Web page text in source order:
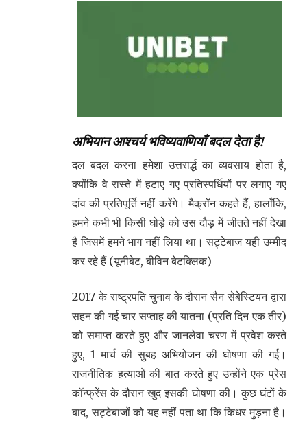
अभियान आश्चर्य भविष्यवाणियाँ बदल देता है!
दल-बदल करना हमेशा उत्तरार्द्ध का व्यवसाय होता है,
क्योंकि वे रास्ते में हटाए गए प्रतिस्पर्धियों पर लगाए गए
दांव की प्रतिपूर्ति नहीं करेंगे। मैक्रॉन कहते हैं, हालाँकि,
हमने कभी भी किसी घोड़े को उस दौड़ में जीतते नहीं देखा
है जिसमें हमने भाग नहीं लिया था। सट्टेबाज यही उम्मीद
कर रहे हैं (यूनीबेट, बीविन बेटक्लिक)
2017 के राष्ट्रपति चुनाव के दौरान सैन सेबेस्टियन द्वारा
सहन की गई चार सप्ताह की यातना (प्रति दिन एक तीर)
को समाप्त करते हुए और जानलेवा चरण में प्रवेश करते
हुए, 1 मार्च की सुबह अभियोजन की घोषणा की गई।
राजनीतिक हत्याओं की बात करते हुए उन्होंने एक प्रेस
कॉन्फ्रेंस के दौरान खुद इसकी घोषणा की। कुछ घंटों के
बाद, सट्टेबाजों को यह नहीं पता था कि किधर मुड़ना है।